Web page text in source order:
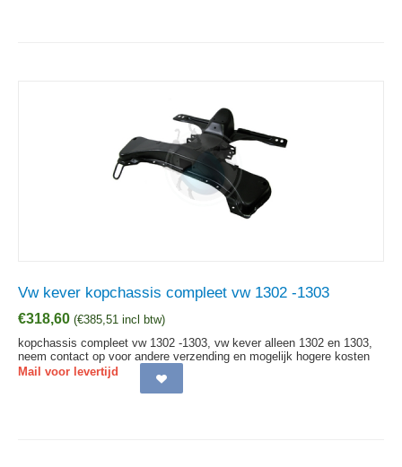
Vw kever kopchassis compleet vw 1302 -1303
€318,60 (€385,51 incl btw)
kopchassis compleet vw 1302 -1303, vw kever alleen 1302 en 1303,
neem contact op voor andere verzending en mogelijk hogere kosten
Mail voor levertijd